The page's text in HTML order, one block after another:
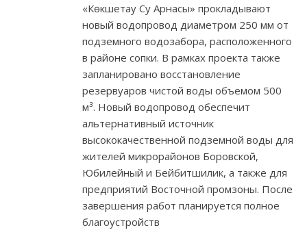
«Көкшетау Су Арнасы» прокладывают
новый водопровод диаметром 250 мм от
подземного водозабора, расположенного
в районе сопки. В рамках проекта также
запланировано восстановление
резервуаров чистой воды объемом 500
м³. Новый водопровод обеспечит
альтернативный источник
высококачественной подземной воды для
жителей микрорайонов Боровской,
Юбилейный и Бейбитшилик, а также для
предприятий Восточной промзоны. После
завершения работ планируется полное
благоустройств